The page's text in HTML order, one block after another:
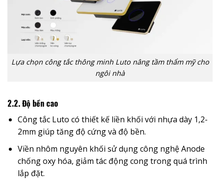
Lựa chọn công tắc thông minh Luto nâng tầm thẩm mỹ cho
ngôi nhà
2.2. Độ bền cao
Công tắc Luto có thiết kế liền khối với nhựa dày 1,2-
2mm giúp tăng độ cứng và độ bền.
Viền nhôm nguyên khối sử dụng công nghệ Anode
chống oxy hóa, giảm tác động cong trong quá trình
lắp đặt.